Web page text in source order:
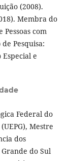
(2008).
Membra do
Pessoas com
Pesquisa:
Especial e
Federal do
Mestre
dos
do Sul